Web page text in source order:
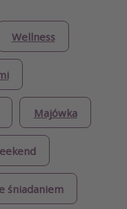
Wellness
Majówka
śniadaniem